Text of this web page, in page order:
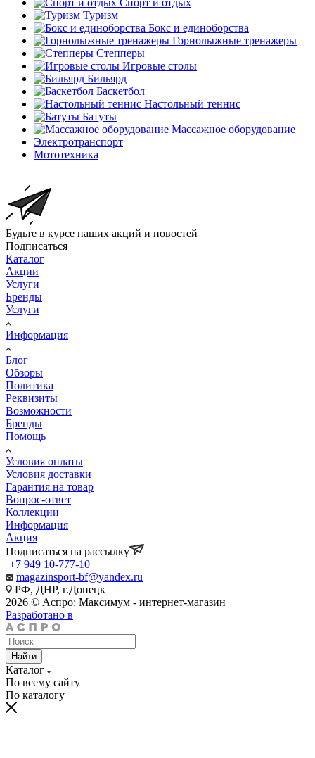
Туризм
Бокс и единоборства
Горнолыжные тренажеры
Степперы
Игровые столы
Бильярд
Баскетбол
Настольный теннис
Батуты
Массажное оборудование
Электротранспорт
Мототехника
Будьте в курсе наших акций и новостей
Подписаться
Каталог
Акции
Услуги
Бренды
Услуги
Информация
Блог
Обзоры
Политика
Реквизиты
Возможности
Бренды
Помощь
Условия оплаты
Условия доставки
Гарантия на товар
Вопрос-ответ
Коллекции
Информация
Акция
Подписаться на рассылку
+7 949 10-777-10
magazinsport-bf@yandex.ru
РФ, ДНР, г.Донецк
2026 © Аспро: Максимум - интернет-магазин
Разработано в
Найти
Каталог
По всему сайту
По каталогу